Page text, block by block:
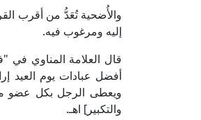
والأُضحية تُعَدُّ من أقرب
إليه ومرغوب فيه.
أفضل عبادات يوم العيد
ويعطى الرجل بكل عضو
والتكبير] اهـ.